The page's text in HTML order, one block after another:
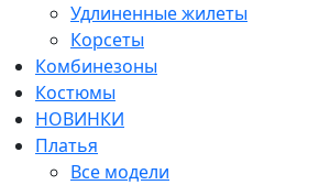
Удлиненные жилеты
Корсеты
Комбинезоны
Костюмы
НОВИНКИ
Платья
Все модели